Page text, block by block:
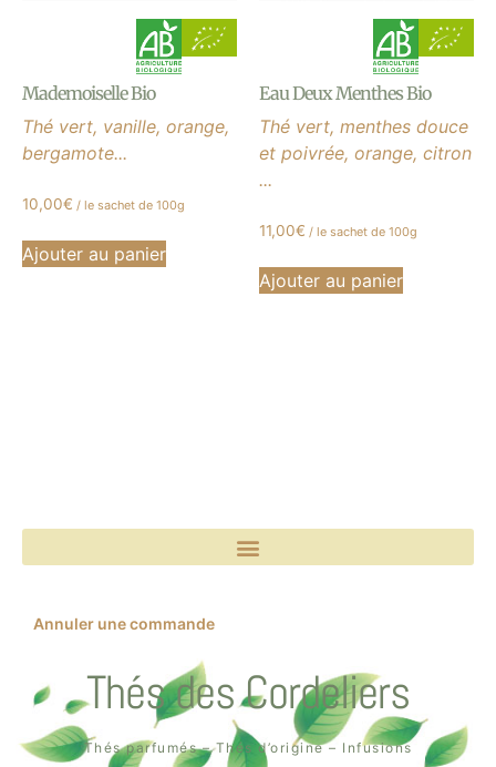
Mademoiselle Bio
Thé vert, vanille, orange,
bergamote...
10,00€ / le sachet de 100g
Ajouter au panier
Eau Deux Menthes Bio
Thé vert, menthes douce
et poivrée, orange, citron
...
11,00€ / le sachet de 100g
Ajouter au panier
Annuler une commande
Thés des Cordeliers
Thés parfumés – Thés d’origine – Infusions